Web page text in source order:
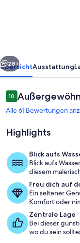
35
Metres
From
The
Weiter
28+
ÜbersichtAusstattung
Bewertungen
1010 von 10.
Alle 61 Bewertungen
Highlights
Blick aufs
Blick aufs
diesem
Freu dich auf
Ein seltener
Komfort oder
Zentrale Lage
Bei dieser
wo du sein